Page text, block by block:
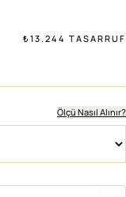
₺13.244 TASARRUF
Ölçü Nasıl Alınır?